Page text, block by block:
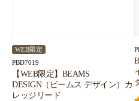
WEB限定
PBD7019
【WEB限定】BEAMS
DESIGN（ビームス デザイン）カ
レッジリード